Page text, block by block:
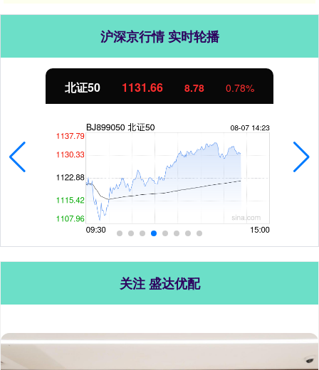
沪深京行情 实时轮播
北证50 1131.72 8.84 0.79%
关注 盛达优配